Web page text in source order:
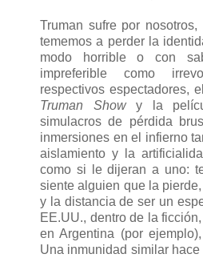
Truman sufre por
tememos a perder la
modo horrible o con
impreferible como
respectivos espectadores,
Truman Showy la
simulacros de pérdida
inmersiones en el infierno
aislamiento y la
como si le dijeran a uno:
siente alguien que la
y la distancia de ser un
EE.UU., dentro de la
en Argentina (por
Una inmunidad similar